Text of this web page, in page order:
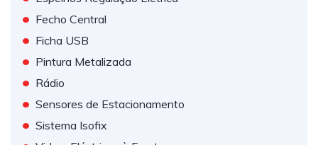
• Fecho Central
• Ficha USB
• Pintura Metalizada
• Rádio
• Sensores de Estacionamento
• Sistema Isofix